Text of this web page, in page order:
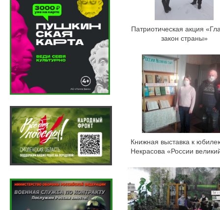
Патриотическая акция
закон страны»
Книжная выставка к
Некрасова «России